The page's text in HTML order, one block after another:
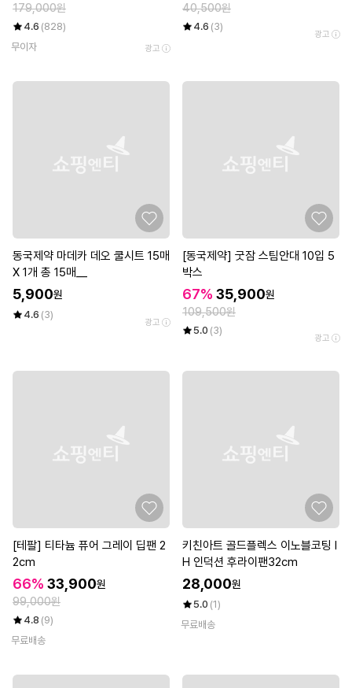
179,000원
4.6 (828)
무이자
광고
40,500원
4.6 (3)
광고
동국제약 마데카 데오 쿨시트 15매
X 1개 총 15매__
5,900원
4.6 (3)
광고
[동국제약] 굿잠 스팀안대 10입 5
박스
67% 35,900원
109,500원
5.0 (3)
광고
[테팔] 티타늄 퓨어 그레이 딥팬 2
2cm
66% 33,900원
99,000원
4.8 (9)
무료배송
키친아트 골드플렉스 이노블코팅 I
H 인덕션 후라이팬32cm
28,000원
5.0 (1)
무료배송